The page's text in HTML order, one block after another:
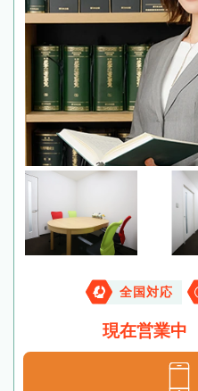
全国対応
現在営業中